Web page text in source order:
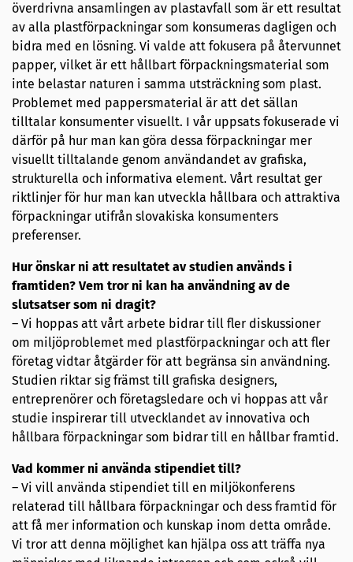
överdrivna ansamlingen av plastavfall som är ett resultat
av alla plastförpackningar som konsumeras dagligen och
bidra med en lösning. Vi valde att fokusera på återvunnet
papper, vilket är ett hållbart förpackningsmaterial som
inte belastar naturen i samma utsträckning som plast.
Problemet med pappersmaterial är att det sällan
tilltalar konsumenter visuellt. I vår uppsats fokuserade vi
därför på hur man kan göra dessa förpackningar mer
visuellt tilltalande genom användandet av grafiska,
strukturella och informativa element. Vårt resultat ger
riktlinjer för hur man kan utveckla hållbara och attraktiva
förpackningar utifrån slovakiska konsumenters
preferenser.
Hur önskar ni att resultatet av studien används i
framtiden? Vem tror ni kan ha användning av de
slutsatser som ni dragit?
– Vi hoppas att vårt arbete bidrar till fler diskussioner
om miljöproblemet med plastförpackningar och att fler
företag vidtar åtgärder för att begränsa sin användning.
Studien riktar sig främst till grafiska designers,
entreprenörer och företagsledare och vi hoppas att vår
studie inspirerar till utvecklandet av innovativa och
hållbara förpackningar som bidrar till en hållbar framtid.
Vad kommer ni använda stipendiet till?
– Vi vill använda stipendiet till en miljökonferens
relaterad till hållbara förpackningar och dess framtid för
att få mer information och kunskap inom detta område.
Vi tror att denna möjlighet kan hjälpa oss att träffa nya